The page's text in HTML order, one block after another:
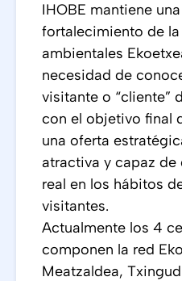
IHOBE mantiene
fortalecimiento de
ambientales
necesidad de
visitante o “cliente”
con el objetivo final
una oferta
atractiva y capaz
real en los hábitos
visitantes.
Actualmente los 4
componen la red
Meatzaldea,